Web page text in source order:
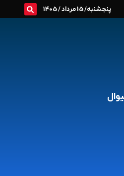
پنجشنبه/ 15 مرداد / 1405